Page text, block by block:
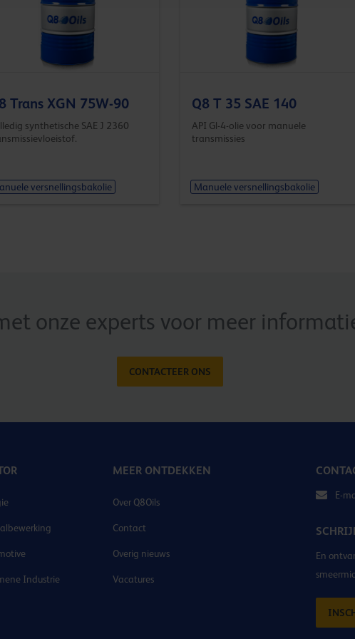
Trans XGN 75W-90
synthetische SAE J 2360
versnellingsbakolie
Q8 T 35 SAE 140
API Gl-4-olie voor manuele
transmissies
Manuele versnellingsbakolie
onze experts voor meer
CONTACTEER ONS
Industrie
MEER ONTDEKKEN
Over Q8Oils
Contact
Overig nieuws
Vacatures
E-
En